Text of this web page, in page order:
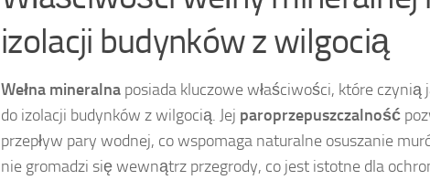
izolacji budynków z wilgocią
Wełna mineralna posiada kluczowe właściwości, które czynią
do izolacji budynków z wilgocią. Jej paroprzepuszczalność
przepływ pary wodnej, co wspomaga naturalne osuszanie
nie gromadzi się wewnątrz przegrody, co jest istotne dla